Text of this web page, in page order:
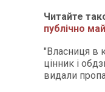
Читайте
публічно
"Власниця в
цінник і
видали